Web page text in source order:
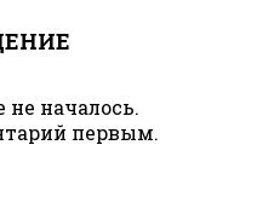
началось.
первым.